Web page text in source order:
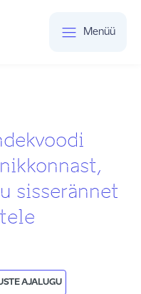
Menüü
sisserännet
AJALUGU